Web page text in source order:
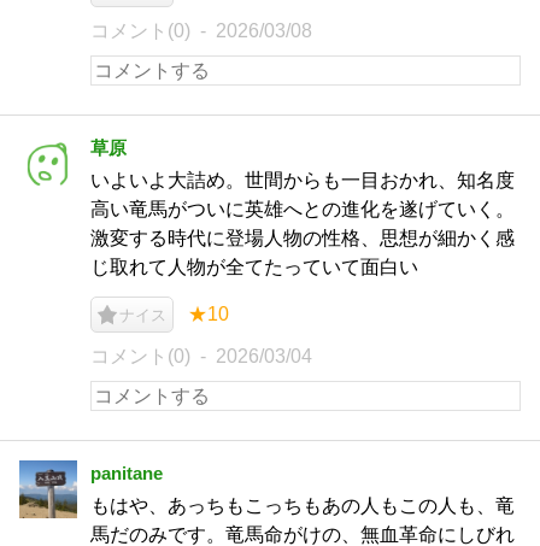
コメント(0) 2026/03/08
草原
いよいよ大詰め。世間からも一目おかれ、知名度
高い竜馬がついに英雄へとの進化を遂げていく。
激変する時代に登場人物の性格、思想が細かく感
じ取れて人物が全てたっていて面白い
ナイス ★10
コメント(0) 2026/03/04
panitane
もはや、あっちもこっちもあの人もこの人も、竜
馬だのみです。竜馬命がけの、無血革命にしびれ